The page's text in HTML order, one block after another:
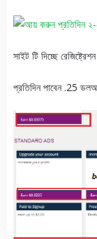
সাইট টি দিচ্ছে
প্রতিদিন পাবেন .25